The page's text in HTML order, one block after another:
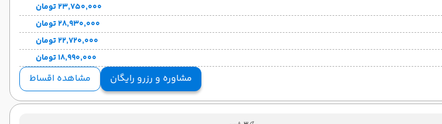
۲۳٬۷۵۰٬۰۰۰ تومان
۲۸٬۹۳۰٬۰۰۰ تومان
۲۲٬۷۲۰٬۰۰۰ تومان
۱۸٬۹۹۰٬۰۰۰ تومان
مشاوره و رزرو رایگان مشاهده اقساط